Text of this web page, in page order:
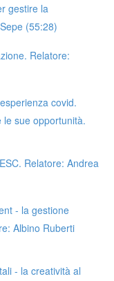
gestire la
(55:28)
Relatore:
covid.
sue opportunità.
Relatore: Andrea
- la gestione
Albino Ruberti
- la creatività al